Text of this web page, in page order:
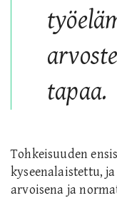
tapaa.
Tohkeisuuden
kyseenalaistettu,
arvoisena ja